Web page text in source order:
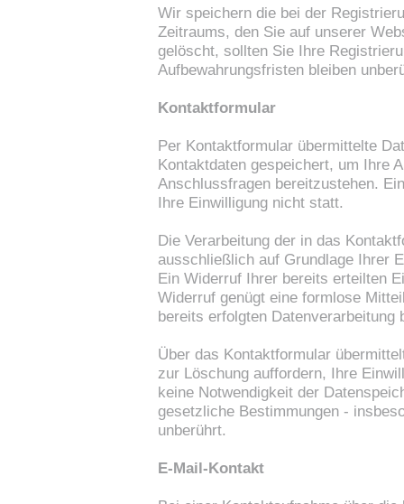
Wir speichern die bei der
Zeitraums, den Sie auf unserer
gelöscht, sollten Sie Ihre
Aufbewahrungsfristen bleiben
Kontaktformular
Per Kontaktformular übermittelte
Kontaktdaten gespeichert, um Ihre
Anschlussfragen bereitzustehen.
Ihre Einwilligung nicht statt.
Die Verarbeitung der in das
ausschließlich auf Grundlage Ihrer
Ein Widerruf Ihrer bereits erteilten
Widerruf genügt eine formlose
bereits erfolgten
Über das Kontaktformular
zur Löschung auffordern, Ihre
keine Notwendigkeit der
gesetzliche Bestimmungen -
unberührt.
E-Mail-Kontakt